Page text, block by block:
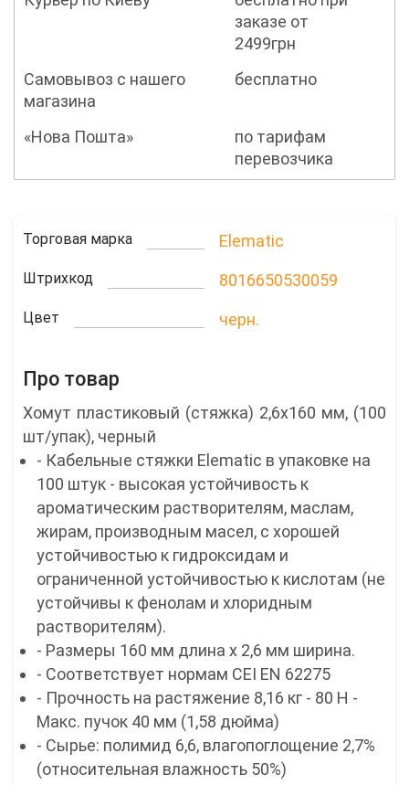
заказе от
2499грн
Самовывоз с нашего
магазина
бесплатно
«Нова Пошта»
по тарифам
перевозчика
Торговая марка Elematic
Штрихкод 8016650530059
Цвет черн.
Про товар
Хомут пластиковый (стяжка) 2,6x160 мм, (100
шт/упак), черный
- Кабельные стяжки Elematic в упаковке на
100 штук - высокая устойчивость к
ароматическим растворителям, маслам,
жирам, производным масел, с хорошей
устойчивостью к гидроксидам и
ограниченной устойчивостью к кислотам (не
устойчивы к фенолам и хлоридным
растворителям).
- Размеры 160 мм длина x 2,6 мм ширина.
- Соответствует нормам CEI EN 62275
- Прочность на растяжение 8,16 кг - 80 Н -
Макс. пучок 40 мм (1,58 дюйма)
- Сырье: полимид 6,6, влагопоглощение 2,7%
(относительная влажность 50%)